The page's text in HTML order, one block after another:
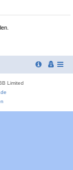
Limited